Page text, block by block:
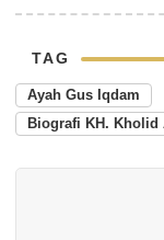
TAG
Ayah Gus Iqdam
Biografi KH. Kholid